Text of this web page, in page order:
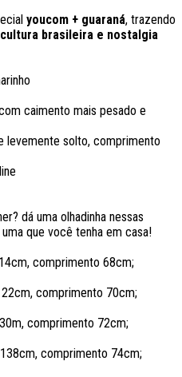
youcom + guaraná, trazendo
brasileira e nostalgia
caimento mais pesado e
levemente solto, comprimento
dá uma olhadinha nessas
que você tenha em casa!
comprimento 68cm;
comprimento 70cm;
comprimento 72cm;
comprimento 74cm;